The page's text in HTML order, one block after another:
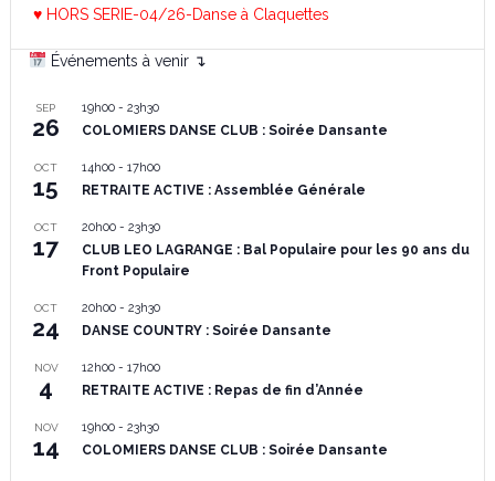
♥ HORS SERIE-04/26-Danse à Claquettes
Événements à venir ↴
SEP
26
19h00- 23h30
COLOMIERS DANSE CLUB : Soirée Dansante
OCT
15
14h00- 17h00
RETRAITE ACTIVE : Assemblée Générale
OCT
17
20h00- 23h30
CLUB LEO LAGRANGE : Bal Populaire pour les 90 ans du
Front Populaire
OCT
24
20h00- 23h30
DANSE COUNTRY : Soirée Dansante
NOV
4
12h00- 17h00
RETRAITE ACTIVE : Repas de fin d’Année
NOV
14
19h00- 23h30
COLOMIERS DANSE CLUB : Soirée Dansante